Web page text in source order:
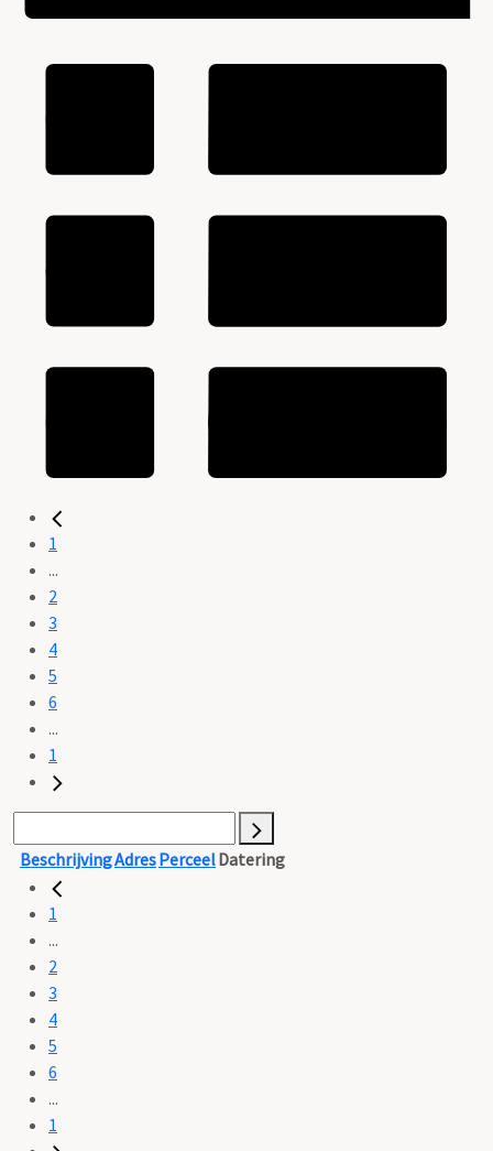
1
...
2
3
4
5
6
...
1
BeschrijvingAdresPerceelDatering
1
...
2
3
4
5
6
...
1